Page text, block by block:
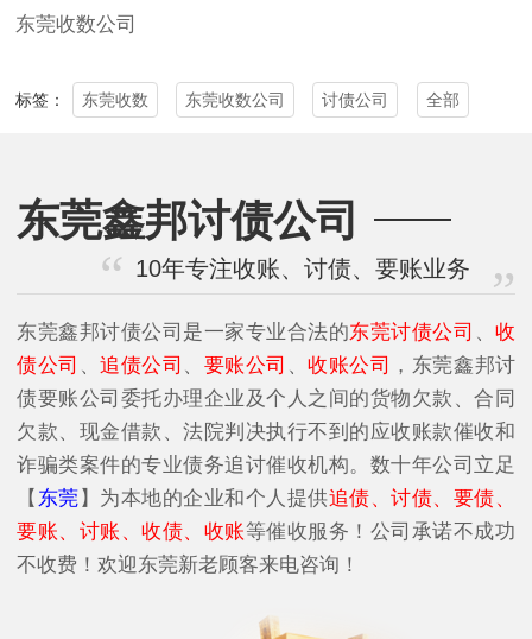
东莞收数公司
标签： 东莞收数 东莞收数公司 讨债公司 全部
东莞鑫邦讨债公司
10年专注收账、讨债、要账业务
东莞鑫邦讨债公司是一家专业合法的东莞讨债公司 、收
债公司
、追债公司 要账公司 、收账公司 ，东莞鑫邦讨
债要账公司委托办理企业及个人之间的货物欠款、合同
欠款、现金借款、法院判决执行不到的应收账款催收和
诈骗类案件的专业债务追讨催收机构。数十年公司立足
【 东莞 】为本地的企业和个人提供追债、讨债、要债、
要账、讨账、收债、收账等催收服务！公司承诺不成功
不收费！欢迎东莞新老顾客来电咨询！